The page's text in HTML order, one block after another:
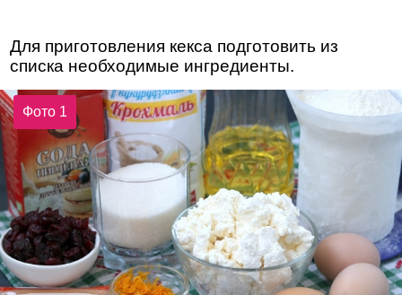
Для приготовления кекса подготовить из
списка необходимые ингредиенты.
Фото 1